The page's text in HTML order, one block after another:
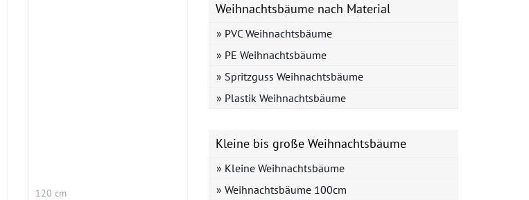
120 cm
Weihnachtsbäume nach Material
» PVC Weihnachtsbäume
» PE Weihnachtsbäume
» Spritzguss Weihnachtsbäume
» Plastik Weihnachtsbäume
Kleine bis große Weihnachtsbäume
» Kleine Weihnachtsbäume
» Weihnachtsbäume 100cm